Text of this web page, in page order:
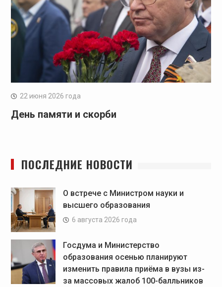
22 июня 2026 года
День памяти и скорби
ПОСЛЕДНИЕ НОВОСТИ
О встрече с Министром науки и
высшего образования
6 августа 2026 года
Госдума и Министерство
образования осенью планируют
изменить правила приёма в вузы из-
за массовых жалоб 100-балльников